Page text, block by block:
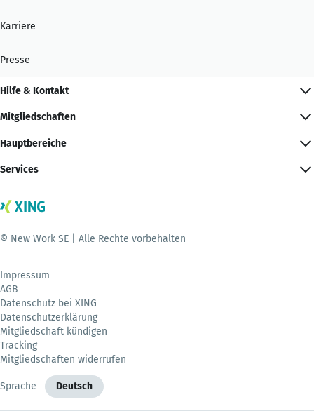
Karriere
Presse
Hilfe & Kontakt
Mitgliedschaften
Hauptbereiche
Services
© New Work SE | Alle Rechte vorbehalten
Impressum
AGB
Datenschutz bei XING
Datenschutzerklärung
Mitgliedschaft kündigen
Tracking
Mitgliedschaften widerrufen
Sprache Deutsch